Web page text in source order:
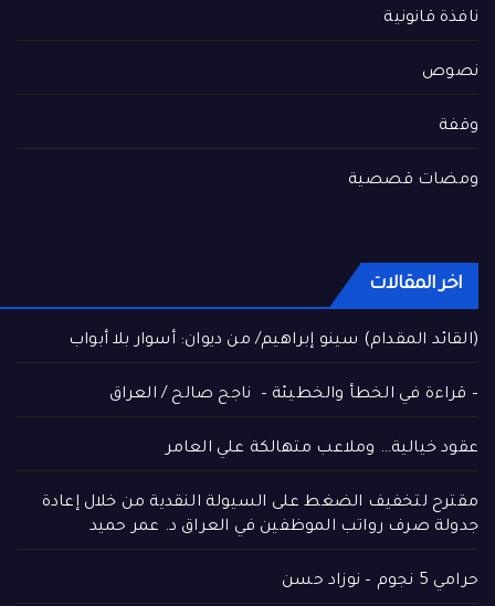
نافذة قانونية
نصوص
وقفة
ومضات قصصية
اخر المقالات
(القائد المقدام) سينو إبراهيم/ من ديوان: أسوار بلا أبواب
– قراءة في الخطأ والخطيئة – ناجح صالح / العراق
عقود خيالية… وملاعب متهالكة علي العامر
مقترح لتخفيف الضغط على السيولة النقدية من خلال إعادة
جدولة صرف رواتب الموظفين في العراق د. عمر حميد
حرامي 5 نجوم – نوزاد حسن